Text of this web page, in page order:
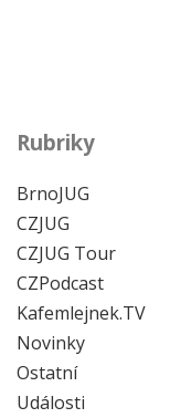
Rubriky
BrnoJUG
CZJUG
CZJUG Tour
CZPodcast
Kafemlejnek.TV
Novinky
Ostatní
Události